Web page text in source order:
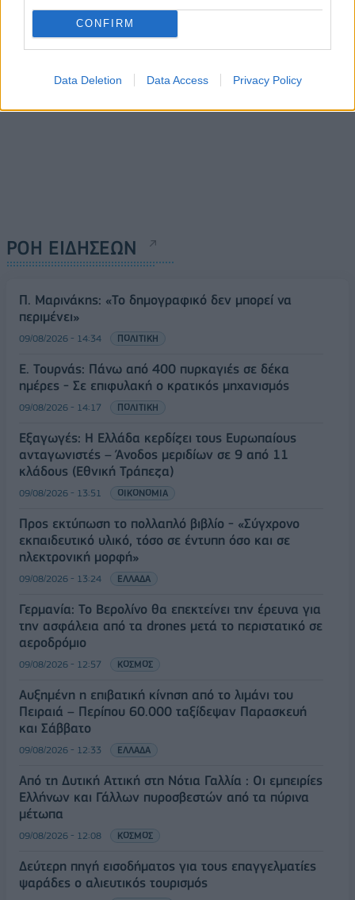
CONFIRM
Data Deletion Data Access Privacy Policy
03/11/2025 - 10:57 03/11/2025 - 11:29
ΡΟΗ ΕΙΔΗΣΕΩΝ
Π. Μαρινάκης: «Το δημογραφικό δεν μπορεί να
περιμένει»
09/08/2026 - 14:34 ΠΟΛΙΤΙΚΗ
Ε. Τουρνάς: Πάνω από 400 πυρκαγιές σε δέκα
ημέρες - Σε επιφυλακή ο κρατικός μηχανισμός
09/08/2026 - 14:17 ΠΟΛΙΤΙΚΗ
Εξαγωγές: Η Ελλάδα κερδίζει τους Ευρωπαίους
ανταγωνιστές – Άνοδος μεριδίων σε 9 από 11
κλάδους (Εθνική Τράπεζα)
09/08/2026 - 13:51 ΟΙΚΟΝΟΜΙΑ
Προς εκτύπωση το πολλαπλό βιβλίο - «Σύγχρονο
εκπαιδευτικό υλικό, τόσο σε έντυπη όσο και σε
ηλεκτρονική μορφή»
09/08/2026 - 13:24 ΕΛΛΑΔΑ
Γερμανία: Το Βερολίνο θα επεκτείνει την έρευνα για
την ασφάλεια από τα drones μετά το περιστατικό σε
αεροδρόμιο
09/08/2026 - 12:57 ΚΟΣΜΟΣ
Αυξημένη η επιβατική κίνηση από το λιμάνι του
Πειραιά – Περίπου 60.000 ταξίδεψαν Παρασκευή
και Σάββατο
09/08/2026 - 12:33 ΕΛΛΑΔΑ
Από τη Δυτική Αττική στη Νότια Γαλλία : Οι εμπειρίες
Ελλήνων και Γάλλων πυροσβεστών από τα πύρινα
μέτωπα
09/08/2026 - 12:08 ΚΟΣΜΟΣ
Δεύτερη πηγή εισοδήματος για τους επαγγελματίες
ψαράδες ο αλιευτικός τουρισμός